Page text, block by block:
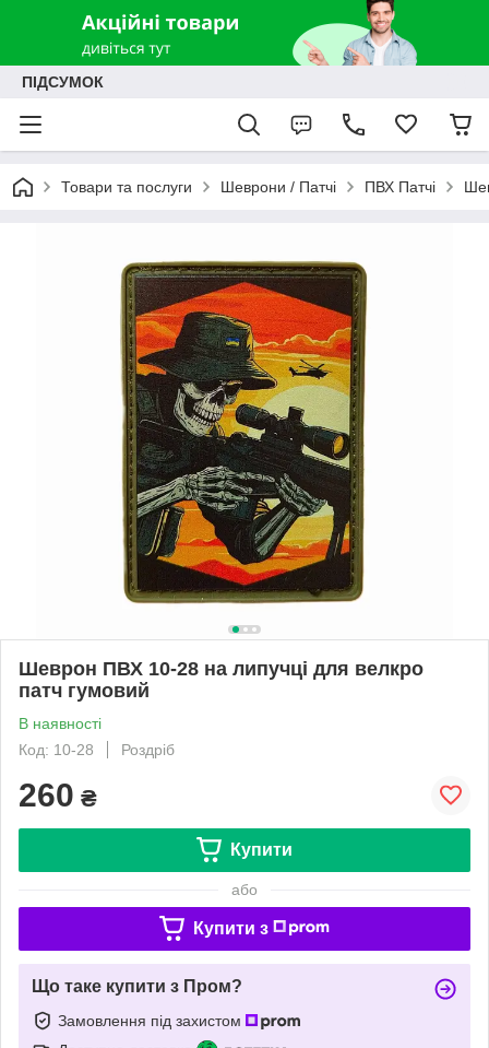
ПІДСУМОК
Товари та послуги Шеврони / Патчі ПВХ Патчі
Шеврон ПВХ 10-28 на липучці для велкро
патч гумовий
В наявності
Код: 10-28
Роздріб
260 ₴
Купити
або
Купити з
Що таке купити з Пром?
Замовлення під захистом